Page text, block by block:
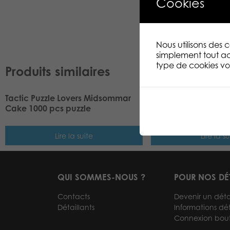
Produits similaires
Tactic Puzzle Lovers Midsommar
Cake 1000 pcs puzzle
Lire la suite Lire la
QUI SOMMES-NOUS ?
Contacts
Détaillants
POUR NOS
Devenir un
Informations
Connexion
Nous utilisons des
simplement tout
type de cookies